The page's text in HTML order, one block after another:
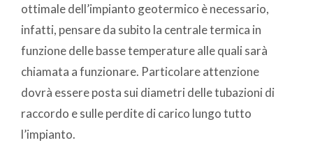
ottimale dell’impianto geotermico è necessario,
infatti, pensare da subito la centrale termica in
funzione delle basse temperature alle quali sarà
chiamata a funzionare. Particolare attenzione
dovrà essere posta sui diametri delle tubazioni di
raccordo e sulle perdite di carico lungo tutto
l’impianto.